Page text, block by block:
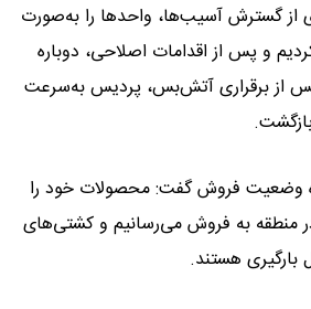
از گسترش آسیب‌ها، واحدها را به‌صورت
و پس از اقدامات اصلاحی، دوباره
پس از برقراری آتش‌بس، پردیس به‌سرعت
وضعیت فروش گفت: محصولات خود را
منطقه به فروش می‌رسانیم و کشتی‌های
هستند.